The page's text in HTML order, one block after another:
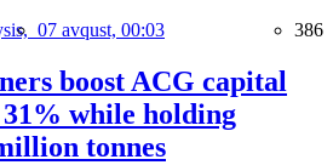
07 avqust, 00:03 386
boost ACG capital
while holding
tonnes